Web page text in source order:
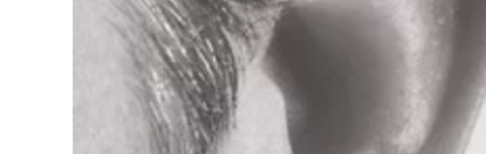
Faire